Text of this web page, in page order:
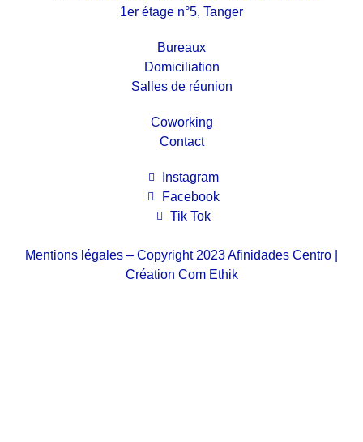
1er étage n°5, Tanger
Bureaux
Domiciliation
Salles de réunion
Coworking
Contact
Instagram
Facebook
Tik Tok
Mentions légales – Copyright 2023 Afinidades Centro |
Création Com Ethik